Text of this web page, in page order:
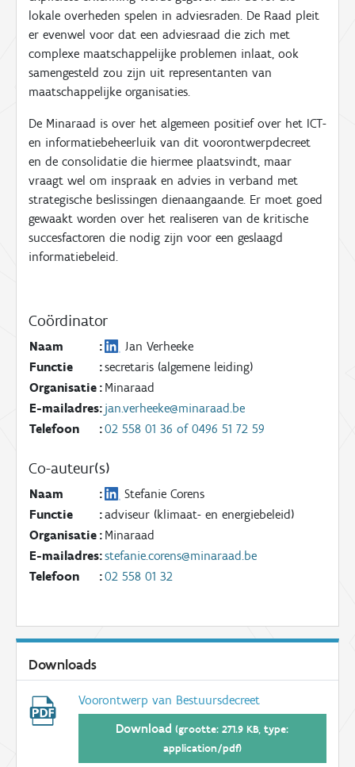
lokale overheden spelen in adviesraden. De Raad pleit
er evenwel voor dat een adviesraad die zich met
complexe maatschappelijke problemen inlaat, ook
samengesteld zou zijn uit representanten van
maatschappelijke organisaties.
De Minaraad is over het algemeen positief over het ICT-
en informatiebeheerluik van dit voorontwerpdecreet
en de consolidatie die hiermee plaatsvindt, maar
vraagt wel om inspraak en advies in verband met
strategische beslissingen dienaangaande. Er moet goed
gewaakt worden over het realiseren van de kritische
succesfactoren die nodig zijn voor een geslaagd
informatiebeleid.
Coördinator
:
Naam
Jan Verheeke
:
Functie
secretaris (algemene leiding)
:
Organisatie Minaraad
:
E-mailadres jan.verheeke@minaraad.be
:
Telefoon 02 558 01 36 of 0496 51 72 59
Co-auteur(s)
:
Naam
Stefanie Corens
:
Functie
adviseur (klimaat- en energiebeleid)
:
Organisatie Minaraad
:
E-mailadres stefanie.corens@minaraad.be
:
Telefoon 02 558 01 32
Downloads
Voorontwerp van Bestuursdecreet
Download(grootte: 271.9 KB, type:
application/pdf)